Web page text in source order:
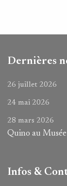
Dernières
26 juillet 2026
24 mai 2026
28 mars 2026
Quino au
Infos &